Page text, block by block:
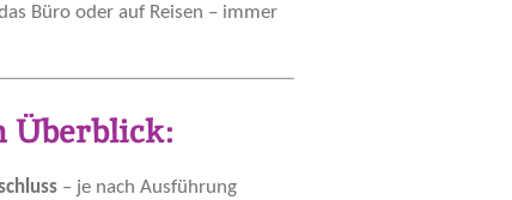
Büro oder auf Reisen – immer
Überblick:
– je nach Ausführung